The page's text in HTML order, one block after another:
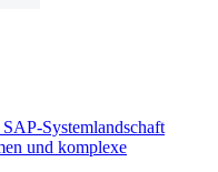
Systemlandschaft
und komplexe